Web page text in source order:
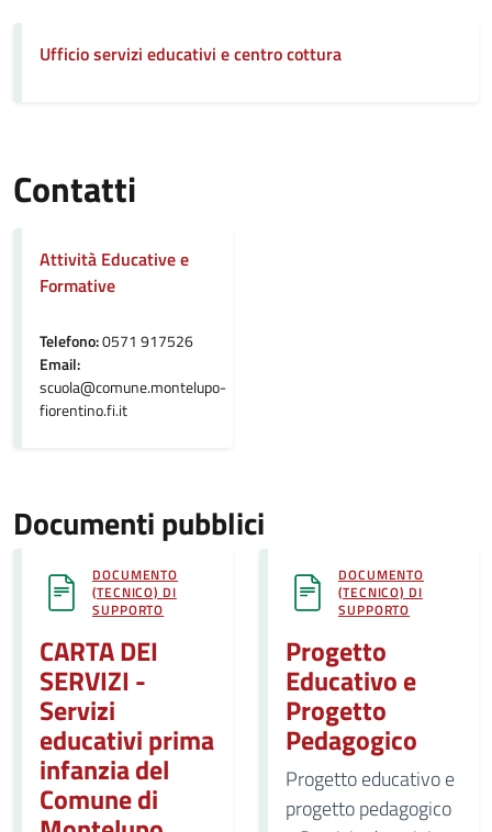
Ufficio servizi educativi e centro cottura
Contatti
Attività Educative e
Formative
Telefono:0571 917526
Email:
scuola@comune.montelupo-
fiorentino.fi.it
Documenti pubblici
DOCUMENTO
(TECNICO) DI
SUPPORTO
CARTA DEI
SERVIZI -
Servizi
educativi prima
infanzia del
Comune di
DOCUMENTO
(TECNICO) DI
SUPPORTO
Progetto
Educativo e
Progetto
Pedagogico
Progetto educativo e
progetto pedagogico